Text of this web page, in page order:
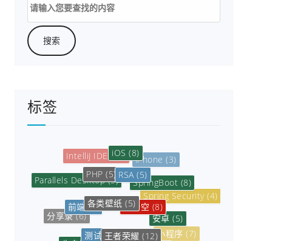
索：
标签
IntelliJ IDEA(5)
iOS(8)
iPhone (3)
Parallels Desktop (5)
PHP(5)RSA(5)
SpringBoot(8)
Spring Security(4)
分享录(6)
前端(5)
各类壁纸 (5)
孙悟空(8)
安卓(5)
小程序(7)
朱自清(4)
测试
(12)